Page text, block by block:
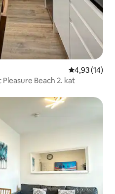
5 üzerinden
4,93 (14)
Beach 2. kat